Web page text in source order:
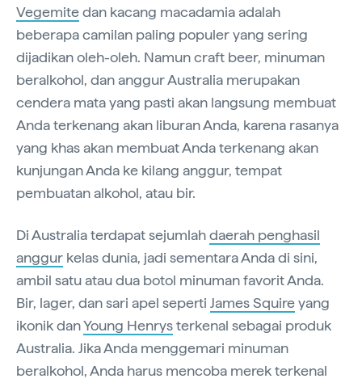
Vegemitedan kacang macadamia adalah
beberapa camilan paling populer yang sering
dijadikan oleh-oleh. Namun craft beer, minuman
beralkohol, dan anggur Australia merupakan
cendera mata yang pasti akan langsung membuat
Anda terkenang akan liburan Anda, karena rasanya
yang khas akan membuat Anda terkenang akan
kunjungan Anda ke kilang anggur, tempat
pembuatan alkohol, atau bir.
Di Australia terdapat sejumlahdaerah penghasil
anggur kelas dunia, jadi sementara Anda di sini,
ambil satu atau dua botol minuman favorit Anda.
Bir, lager, dan sari apel seperti James Squireyang
ikonik danYoung Henrysterkenal sebagai produk
Australia. Jika Anda menggemari minuman
beralkohol, Anda harus mencoba merek terkenal